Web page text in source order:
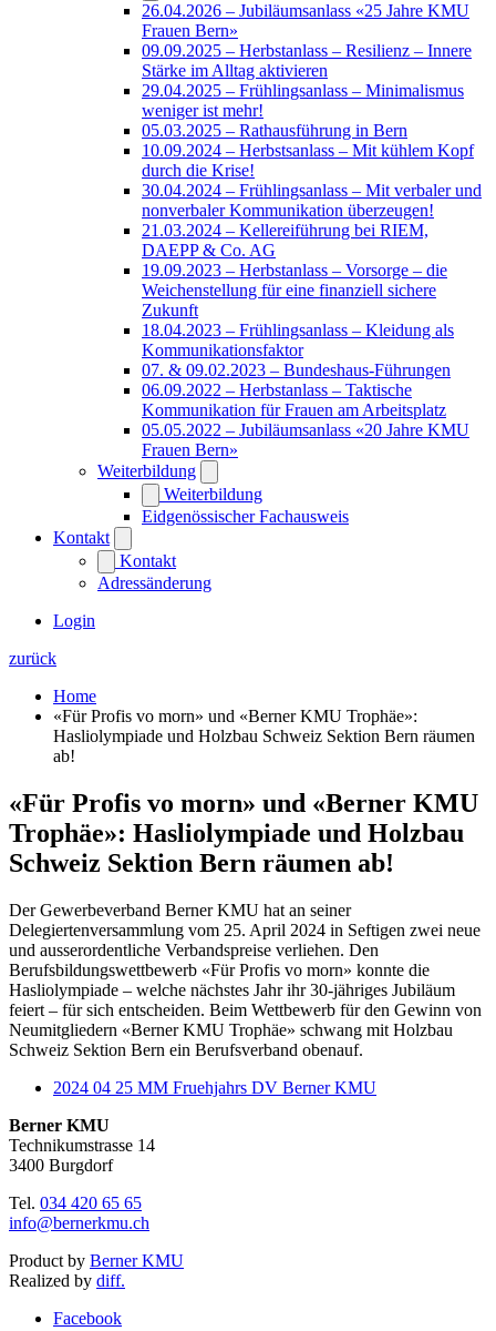
26.04.2026 – Jubiläumsanlass «25 Jahre KMU
Frauen Bern»
09.09.2025 – Herbstanlass – Resilienz – Innere
Stärke im Alltag aktivieren
29.04.2025 – Frühlingsanlass – Minimalismus
weniger ist mehr!
05.03.2025 – Rathausführung in Bern
10.09.2024 – Herbstsanlass – Mit kühlem Kopf
durch die Krise!
30.04.2024 – Frühlingsanlass – Mit verbaler und
nonverbaler Kommunikation überzeugen!
21.03.2024 – Kellereiführung bei RIEM,
DAEPP & Co. AG
19.09.2023 – Herbstanlass – Vorsorge – die
Weichenstellung für eine finanziell sichere
Zukunft
18.04.2023 – Frühlingsanlass – Kleidung als
Kommunikationsfaktor
07. & 09.02.2023 – Bundeshaus-Führungen
06.09.2022 – Herbstanlass – Taktische
Kommunikation für Frauen am Arbeitsplatz
05.05.2022 – Jubiläumsanlass «20 Jahre KMU
Frauen Bern»
Weiterbildung
Weiterbildung
Eidgenössischer Fachausweis
Kontakt
Kontakt
Adressänderung
Login
zurück
Home
«Für Profis vo morn» und «Berner KMU Trophäe»:
Hasliolympiade und Holzbau Schweiz Sektion Bern räumen
ab!
«Für Profis vo morn» und «Berner KMU
Trophäe»: Hasliolympiade und Holzbau
Schweiz Sektion Bern räumen ab!
Der Gewerbeverband Berner KMU hat an seiner
Delegiertenversammlung vom 25. April 2024 in Seftigen zwei neue
und ausserordentliche Verbandspreise verliehen. Den
Berufsbildungswettbewerb «Für Profis vo morn» konnte die
Hasliolympiade – welche nächstes Jahr ihr 30-jähriges Jubiläum
feiert – für sich entscheiden. Beim Wettbewerb für den Gewinn von
Neumitgliedern «Berner KMU Trophäe» schwang mit Holzbau
Schweiz Sektion Bern ein Berufsverband obenauf.
2024 04 25 MM Fruehjahrs DV Berner KMU
Berner KMU
Technikumstrasse 14
3400 Burgdorf
Tel. 034 420 65 65
info@bernerkmu.ch
Product by Berner KMU
Realized by diff.
Facebook